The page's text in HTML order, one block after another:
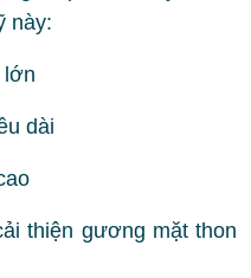
này:
lớn
dài
thiện gương mặt thon